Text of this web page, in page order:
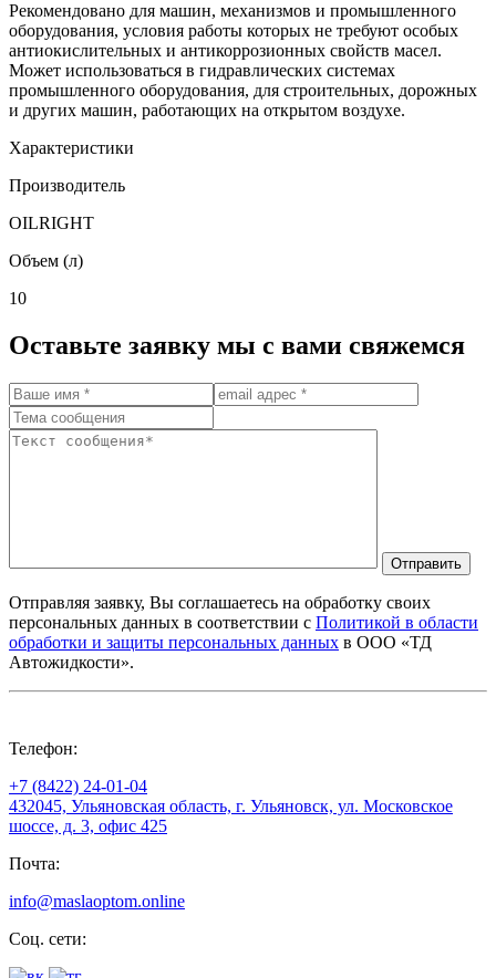
Рекомендовано для машин, механизмов и промышленного
оборудования, условия работы которых не требуют особых
антиокислительных и антикоррозионных свойств масел.
Может использоваться в гидравлических системах
промышленного оборудования, для строительных, дорожных
и других машин, работающих на открытом воздухе.
Характеристики
Производитель
OILRIGHT
Объем (л)
10
Оставьте заявку мы с вами свяжемся
Отправить
Отправляя заявку, Вы соглашаетесь на обработку своих
персональных данных в соответствии с Политикой в области
обработки и защиты персональных данных в ООО «ТД
Автожидкости».
Телефон:
+7 (8422) 24-01-04
432045, Ульяновская область, г. Ульяновск, ул. Московское
шоссе, д. 3, офис 425
Почта:
info@maslaoptom.online
Соц. сети: